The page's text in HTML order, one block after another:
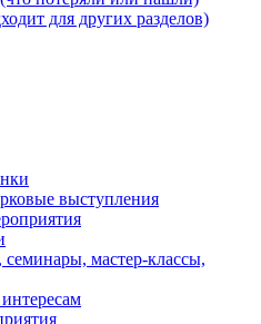
для других разделов)
выступления
мастер-классы,